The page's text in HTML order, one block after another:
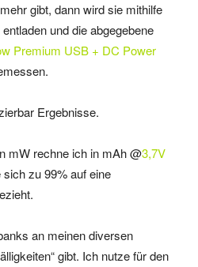
gibt, dann wird sie mithilfe
entladen und die abgegebene
Premium USB + DC Power
Ergebnisse.
mW rechne ich in mAh @3,7V
zu 99% auf eine
an meinen diversen
gibt. Ich nutze für den